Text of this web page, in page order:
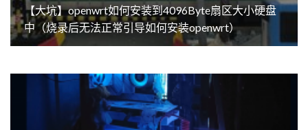
【大坑】openwrt如何安装到4096Byte扇区大小硬盘
中（烧录后无法正常引导如何安装openwrt）